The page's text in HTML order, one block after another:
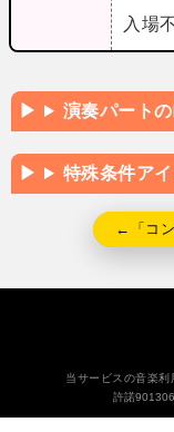
入場
演奏パート
特殊条件ア
←「コ
当サービスの音楽
許諾